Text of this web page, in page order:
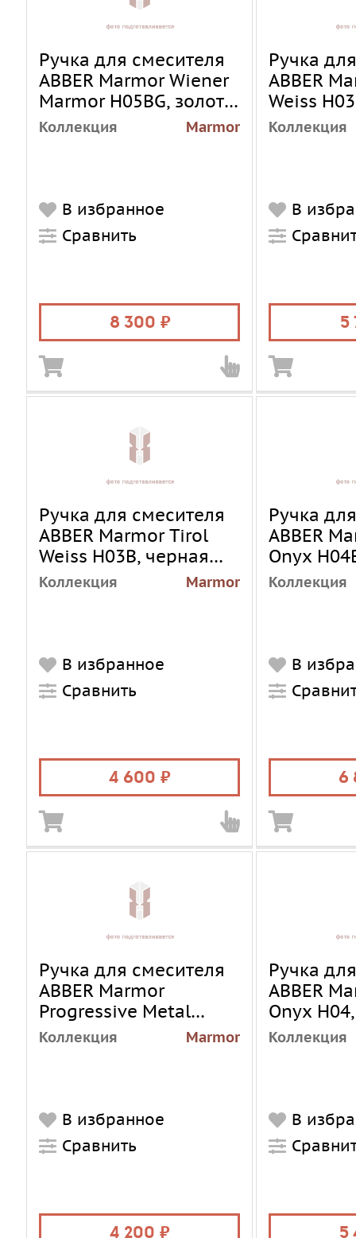
Ручка для смесителя
ABBER Marmor Wiener
Marmor H05BG, золото
брашированное
Коллекция Marmor
В избранное
Сравнить
8 300
Ручка
ABBER
Weiss
Коллекция
В
5
Ручка для смесителя
ABBER Marmor Tirol
Weiss H03B, черная
матовая
Коллекция Marmor
В избранное
Сравнить
4 600
Ручка
ABBER
Onyx
Коллекция
В
6
Ручка для смесителя
ABBER Marmor
Progressive Metal
H01GM, оружейная
Коллекция Marmor
В избранное
Сравнить
4 200
Ручка
ABBER
Onyx
Коллекция
В
5